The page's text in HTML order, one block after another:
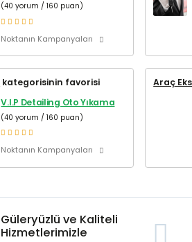
(40 yorum / 160 puan)
Noktanın Kampanyaları
kategorisinin favorisi
V.I.P Detailing Oto Yıkama
(40 yorum / 160 puan)
Noktanın Kampanyaları
Araç
Güleryüzlü ve Kaliteli
Hizmetlerimizle